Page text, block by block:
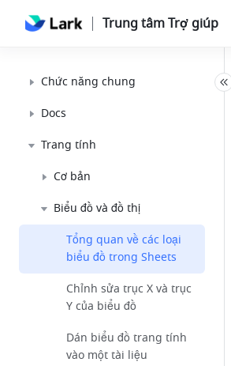
Trung tâm Trợ giúp
Chức năng chung
Docs
Trang tính
Cơ bản
Biểu đồ và đồ thị
Tổng quan về các loại
biểu đồ trong Sheets
Chỉnh sửa trục X và trục
Y của biểu đồ
Dán biểu đồ trang tính
vào một tài liệu